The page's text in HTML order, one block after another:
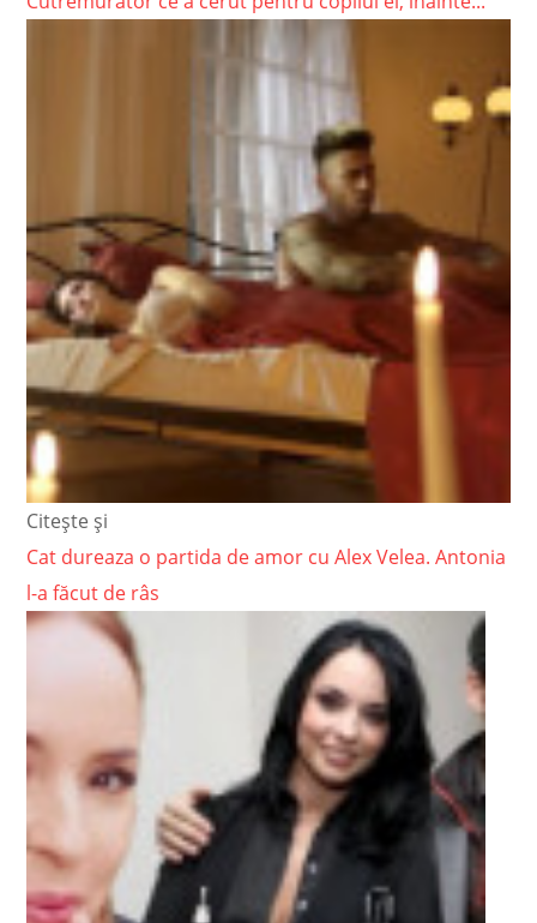
Citește și
Cat dureaza o partida de amor cu Alex Velea. Antonia
l-a făcut de râs